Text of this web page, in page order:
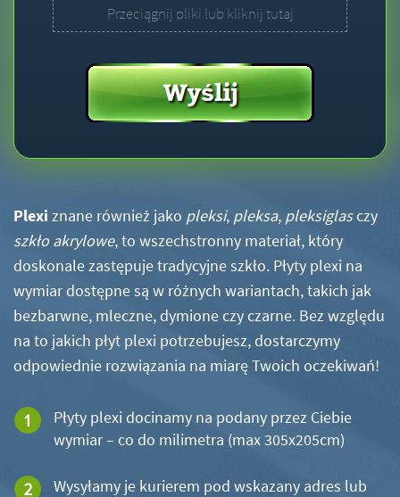
Przeciągnij pliki lub kliknij tutaj
Plexi znane również jako pleksi, pleksa, pleksiglasczy
szkło akrylowe, to wszechstronny materiał, który
doskonale zastępuje tradycyjne szkło. Płyty plexi na
wymiar dostępne są w różnych wariantach, takich jak
bezbarwne, mleczne, dymione czy czarne. Bez względu
na to jakich płyt plexi potrzebujesz, dostarczymy
odpowiednie rozwiązania na miarę Twoich oczekiwań!
Płyty plexi docinamy na podany przez Ciebie
wymiar – co do milimetra (max 305x205cm)
Wysyłamy je kurierem pod wskazany adres lub